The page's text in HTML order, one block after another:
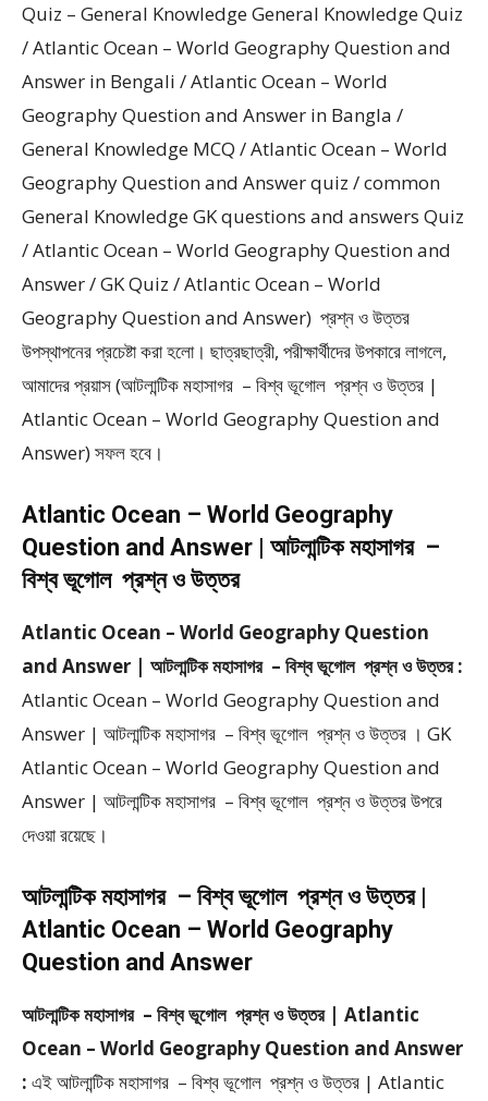
Quiz – General Knowledge General Knowledge Quiz
/ Atlantic Ocean – World Geography Question and
Answer in Bengali / Atlantic Ocean – World
Geography Question and Answer in Bangla /
General Knowledge MCQ / Atlantic Ocean – World
Geography Question and Answer quiz / common
General Knowledge GK questions and answers Quiz
/ Atlantic Ocean – World Geography Question and
Answer / GK Quiz / Atlantic Ocean – World
Geography Question and Answer) প্রশ্ন ও উত্তর
উপস্থাপনের প্রচেষ্টা করা হলাে। ছাত্রছাত্রী, পরীক্ষার্থীদের উপকারে লাগলে,
আমাদের প্রয়াস (আটলান্টিক মহাসাগর – বিশ্ব ভূগোল প্রশ্ন ও উত্তর |
Atlantic Ocean – World Geography Question and
Answer) সফল হবে।
Atlantic Ocean – World Geography
Question and Answer | আটলান্টিক মহাসাগর –
বিশ্ব ভূগোল প্রশ্ন ও উত্তর
Atlantic Ocean – World Geography Question
and Answer | আটলান্টিক মহাসাগর – বিশ্ব ভূগোল প্রশ্ন ও উত্তর :
Atlantic Ocean – World Geography Question and
Answer | আটলান্টিক মহাসাগর – বিশ্ব ভূগোল প্রশ্ন ও উত্তর । GK
Atlantic Ocean – World Geography Question and
Answer | আটলান্টিক মহাসাগর – বিশ্ব ভূগোল প্রশ্ন ও উত্তর উপরে
দেওয়া রয়েছে।
আটলান্টিক মহাসাগর – বিশ্ব ভূগোল প্রশ্ন ও উত্তর |
Atlantic Ocean – World Geography
Question and Answer
আটলান্টিক মহাসাগর – বিশ্ব ভূগোল প্রশ্ন ও উত্তর | Atlantic
Ocean – World Geography Question and Answer
: এই আটলান্টিক মহাসাগর – বিশ্ব ভূগোল প্রশ্ন ও উত্তর | Atlantic